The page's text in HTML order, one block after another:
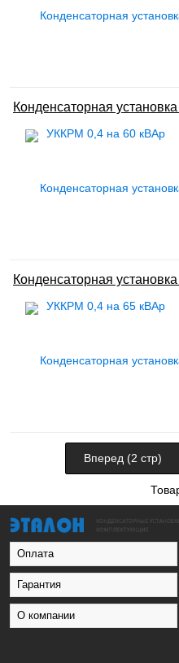
Конденсаторная
Конденсаторная
Вперед (2 стр)
Оплата
Гарантия
О компании